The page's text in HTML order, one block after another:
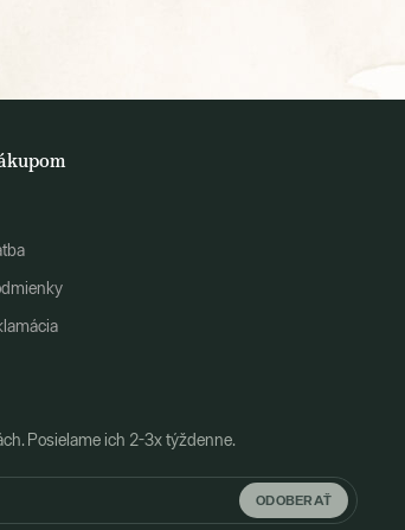
Posielame ich 2-3x týždenne.
ODOBERAŤ